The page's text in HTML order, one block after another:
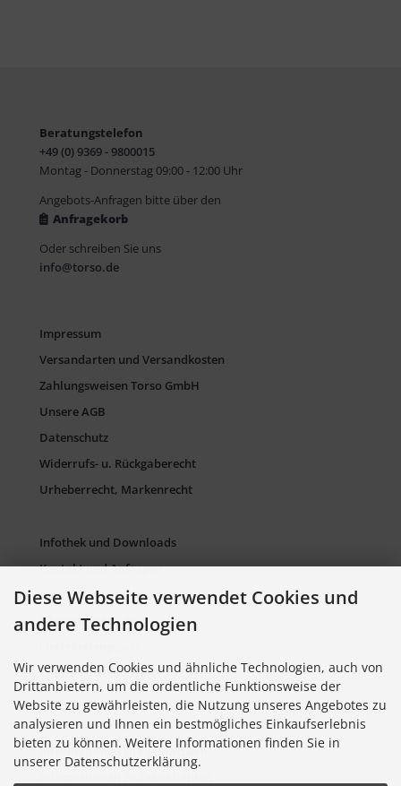
Beratungstelefon
+49 (0) 9369 - 9800015
Montag - Donnerstag 09:00 - 12:00 Uhr
Angebots-Anfragen bitte über den
Anfragekorb
Oder schreiben Sie uns
info@torso.de
Impressum
Versandarten und Versandkosten
Zahlungsweisen Torso GmbH
Unsere AGB
Datenschutz
Widerrufs- u. Rückgaberecht
Urheberrecht, Markenrecht
Infothek und Downloads
Kontakt und Anfragen
Verpackung und Entsorgung
Sitemap Torso.de
Cookie Einstellungen
Informationen zu Farbkarten
Informationen zu Farbfächern
Diese Webseite verwendet Cookies und
andere Technologien
Wir verwenden Cookies und ähnliche Technologien, auch von
Drittanbietern, um die ordentliche Funktionsweise der
Website zu gewährleisten, die Nutzung unseres Angebotes zu
analysieren und Ihnen ein bestmögliches Einkaufserlebnis
bieten zu können. Weitere Informationen finden Sie in
unserer Datenschutzerklärung.